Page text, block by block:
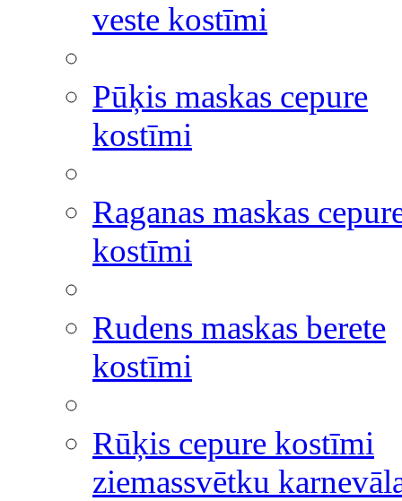
veste kostīmi
Pūķis maskas cepure
kostīmi
Raganas maskas
kostīmi
Rudens maskas berete
kostīmi
Rūķis cepure kostīmi
ziemassvētku